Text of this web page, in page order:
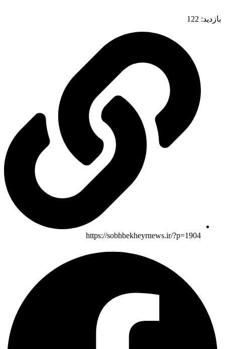
بازدید: 122
https://sobhbekheyrnews.ir/?p=1904